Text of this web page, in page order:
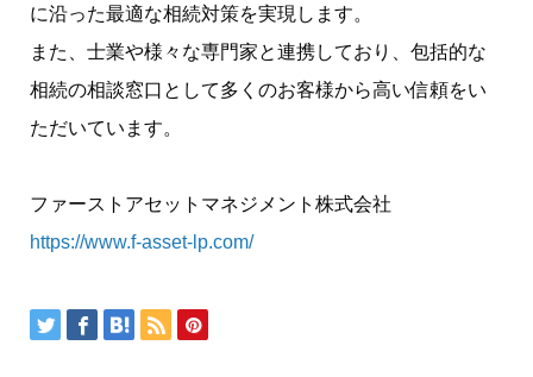
に沿った最適な相続対策を実現します。
また、士業や様々な専門家と連携しており、包括的な
相続の相談窓口として多くのお客様から高い信頼をい
ただいています。
ファーストアセットマネジメント株式会社
https://www.f-asset-lp.com/